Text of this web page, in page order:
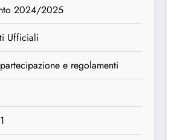
2024/2025
Ufficiali
e regolamenti